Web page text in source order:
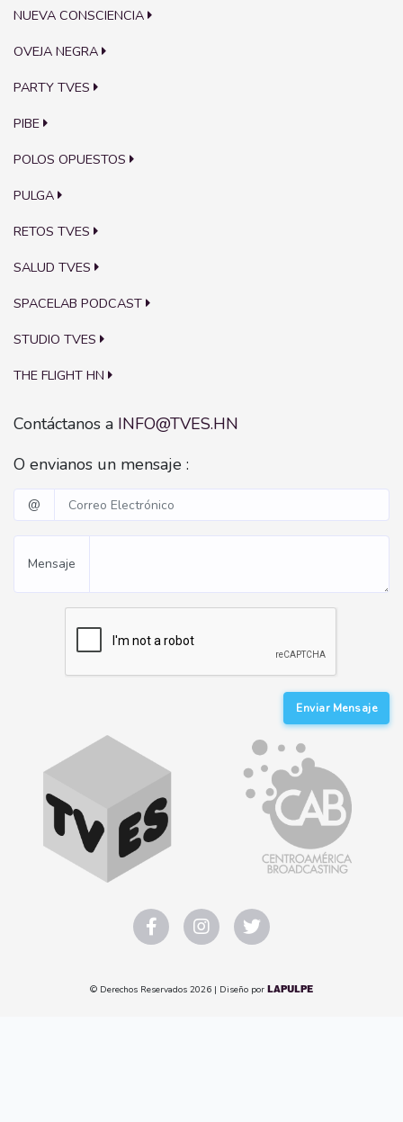
NUEVA CONSCIENCIA
OVEJA NEGRA
PARTY TVES
PIBE
POLOS OPUESTOS
PULGA
RETOS TVES
SALUD TVES
SPACELAB PODCAST
STUDIO TVES
THE FLIGHT HN
Contáctanos a INFO@TVES.HN
O envianos un mensaje :
@
Mensaje
Enviar Mensaje
© Derechos Reservados 2026 | Diseño por LAPULPE